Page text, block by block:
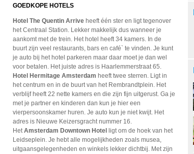
GOEDKOPE HOTELS
Hotel The Quentin Arrive heeft één ster en ligt tegenover
het Centraal Station. Lekker makkelijk dus wanneer je
aankomt met de trein. Het hotel heeft 34 kamers. In de
buurt zijn veel restaurants, bars en café` te vinden. Je kunt
je auto bij het hotel parkeren maar daar moet je dan wel
voor betalen. Het juiste adres is Haarlemmerstraat 65.
Hotel Hermitage Amsterdam heeft twee sterren. Ligt in
het centrum en in de buurt van het Rembrandtplein. Het
verblijf heeft 22 nette kamers en die zijn fijn uitgerust. Ga je
met je partner en kinderen dan kun je hier een
vierpersoonskamer huren. Je auto kun je niet kwijt. Het
adres is Nieuwe Keizersgracht nummer 16.
HetAmsterdam Downtown Hotel
ligt om de hoek van het
Leidseplein. Je hebt alle mogelijkheden zoals musea,
uitgaansgelegenheden en winkels lekker dichtbij. Met zijn